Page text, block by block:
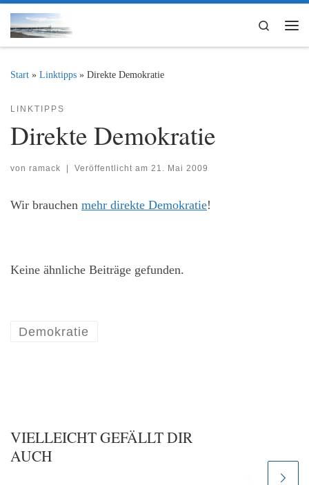
Zum Inhalt springen
Search
Start » Linktipps » Direkte Demokratie
LINKTIPPS
Direkte Demokratie
von ramack | Veröffentlicht am 21. Mai 2009
Wir brauchen mehr direkte Demokratie!
Keine ähnliche Beiträge gefunden.
Demokratie
VIELLEICHT GEFÄLLT DIR
AUCH